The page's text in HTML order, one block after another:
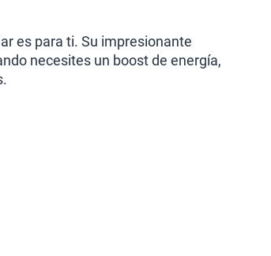
es para ti. Su impresionante
necesites un boost de energía,